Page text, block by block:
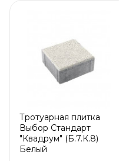
Тротуарная плитка
Выбор Стандарт
"Квадрум" (Б.7.К.8)
Белый